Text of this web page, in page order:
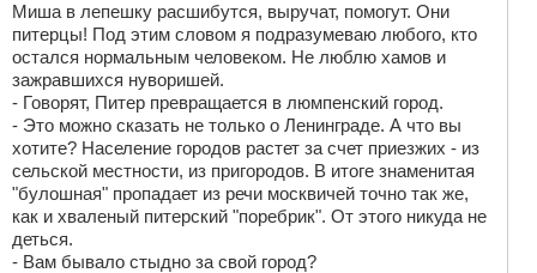
Миша в лепешку расшибутся, выручат, помогут. Они
питерцы! Под этим словом я подразумеваю любого, кто
остался нормальным человеком. Не люблю хамов и
зажравшихся нуворишей.
- Говорят, Питер превращается в люмпенский город.
- Это можно сказать не только о Ленинграде. А что вы
хотите? Население городов растет за счет приезжих - из
сельской местности, из пригородов. В итоге знаменитая
"булошная" пропадает из речи москвичей точно так же,
как и хваленый питерский "поребрик". От этого никуда не
деться.
- Вам бывало стыдно за свой город?